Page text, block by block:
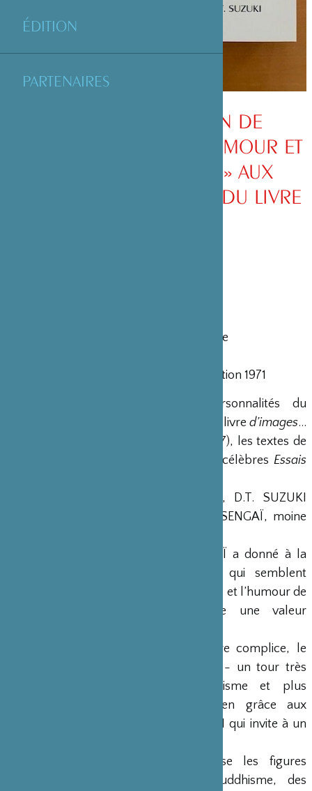
ÉDITION
PARTENAIRES
SOUTIEN À L’ÉDITION DE
« SENGAÏ, LE RIRE, L’HUMOUR ET
LE SILENCE DU ZEN » AUX
EDITIONS LE COURRIER DU LIVRE
Traduit de l’anglais par Claire S. Fontaine
Crédit : The Matsugaoka Bunko Foundation 1971
"Composé par deux grandes personnalités du
bouddhisme zen, voici un livre rare, un livre d’images...
les dessins sont de SENGAÏ (1750-1837), les textes de
D.T. SUZUKI (1870-1966), auteur des célèbres Essais
En 128 dessins à l’encre de Chine, D.T. SUZUKI
présente l’oeuvre exceptionnelle de SENGAÏ, moine
Maître dans l’art du pinceau, SENGAÏ a donné à la
calligraphie des accents modernes qui semblent
annoncer la bande dessinée. La vivacité et l’humour de
ses dessins confèrent à ce livre une valeur
Sans pouvoir se départir d’un sourire complice, le
lecteur fera - comme en s’amusant - un tour très
complet de l’univers du bouddhisme et plus
particulièrement du bouddhisme zen grâce aux
commentaires soignés de D.T. SUZUKI qui invite à un
En traits de génie, SENGAÏ brosse les figures
légendaires ou historiques du bouddhisme, des